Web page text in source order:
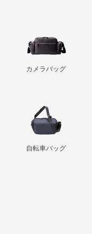
カメラバッグ
自転車バッグ